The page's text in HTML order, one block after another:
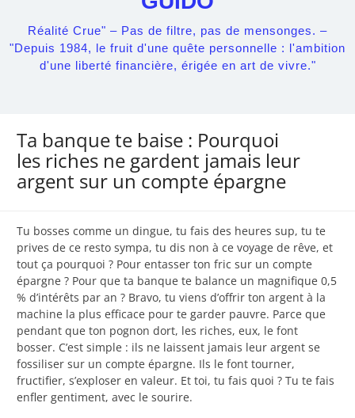
Réalité Crue" – Pas de filtre, pas de mensonges. –
"Depuis 1984, le fruit d'une quête personnelle : l'ambition
d'une liberté financière, érigée en art de vivre."
Ta banque te baise : Pourquoi
les riches ne gardent jamais leur
argent sur un compte épargne
Tu bosses comme un dingue, tu fais des heures sup, tu te
prives de ce resto sympa, tu dis non à ce voyage de rêve, et
tout ça pourquoi ? Pour entasser ton fric sur un compte
épargne ? Pour que ta banque te balance un magnifique 0,5
% d’intérêts par an ? Bravo, tu viens d’offrir ton argent à la
machine la plus efficace pour te garder pauvre. Parce que
pendant que ton pognon dort, les riches, eux, le font
bosser. C’est simple : ils ne laissent jamais leur argent se
fossiliser sur un compte épargne. Ils le font tourner,
fructifier, s’exploser en valeur. Et toi, tu fais quoi ? Tu te fais
enfler gentiment, avec le sourire.